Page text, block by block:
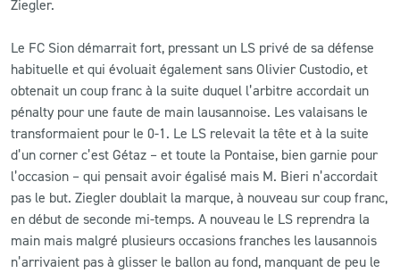
LS ACADEMY CAMPS
MATCH DES CELEBRITES
PRESSE ET MEDIAS
Ziegler.
Le FC Sion démarrait fort, pressant un LS privé de sa défense
habituelle et qui évoluait également sans Olivier Custodio, et
obtenait un coup franc à la suite duquel l’arbitre accordait un
pénalty pour une faute de main lausannoise. Les valaisans le
transformaient pour le 0-1. Le LS relevait la tête et à la suite
d’un corner c’est Gétaz – et toute la Pontaise, bien garnie pour
l’occasion – qui pensait avoir égalisé mais M. Bieri n’accordait
pas le but. Ziegler doublait la marque, à nouveau sur coup franc,
en début de seconde mi-temps. A nouveau le LS reprendra la
main mais malgré plusieurs occasions franches les lausannois
n’arrivaient pas à glisser le ballon au fond, manquant de peu le